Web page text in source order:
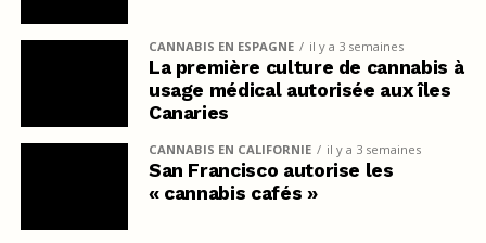
CANNABIS EN ESPAGNE il y a 3 semaines
La première culture de cannabis à
usage médical autorisée aux îles
Canaries
CANNABIS EN CALIFORNIE il y a 3 semaines
San Francisco autorise les
« cannabis cafés »